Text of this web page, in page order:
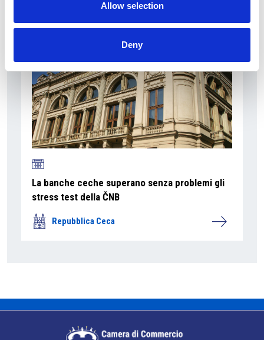
Allow selection
Deny
La banche ceche superano senza problemi gli
stress test della ČNB
Repubblica Ceca